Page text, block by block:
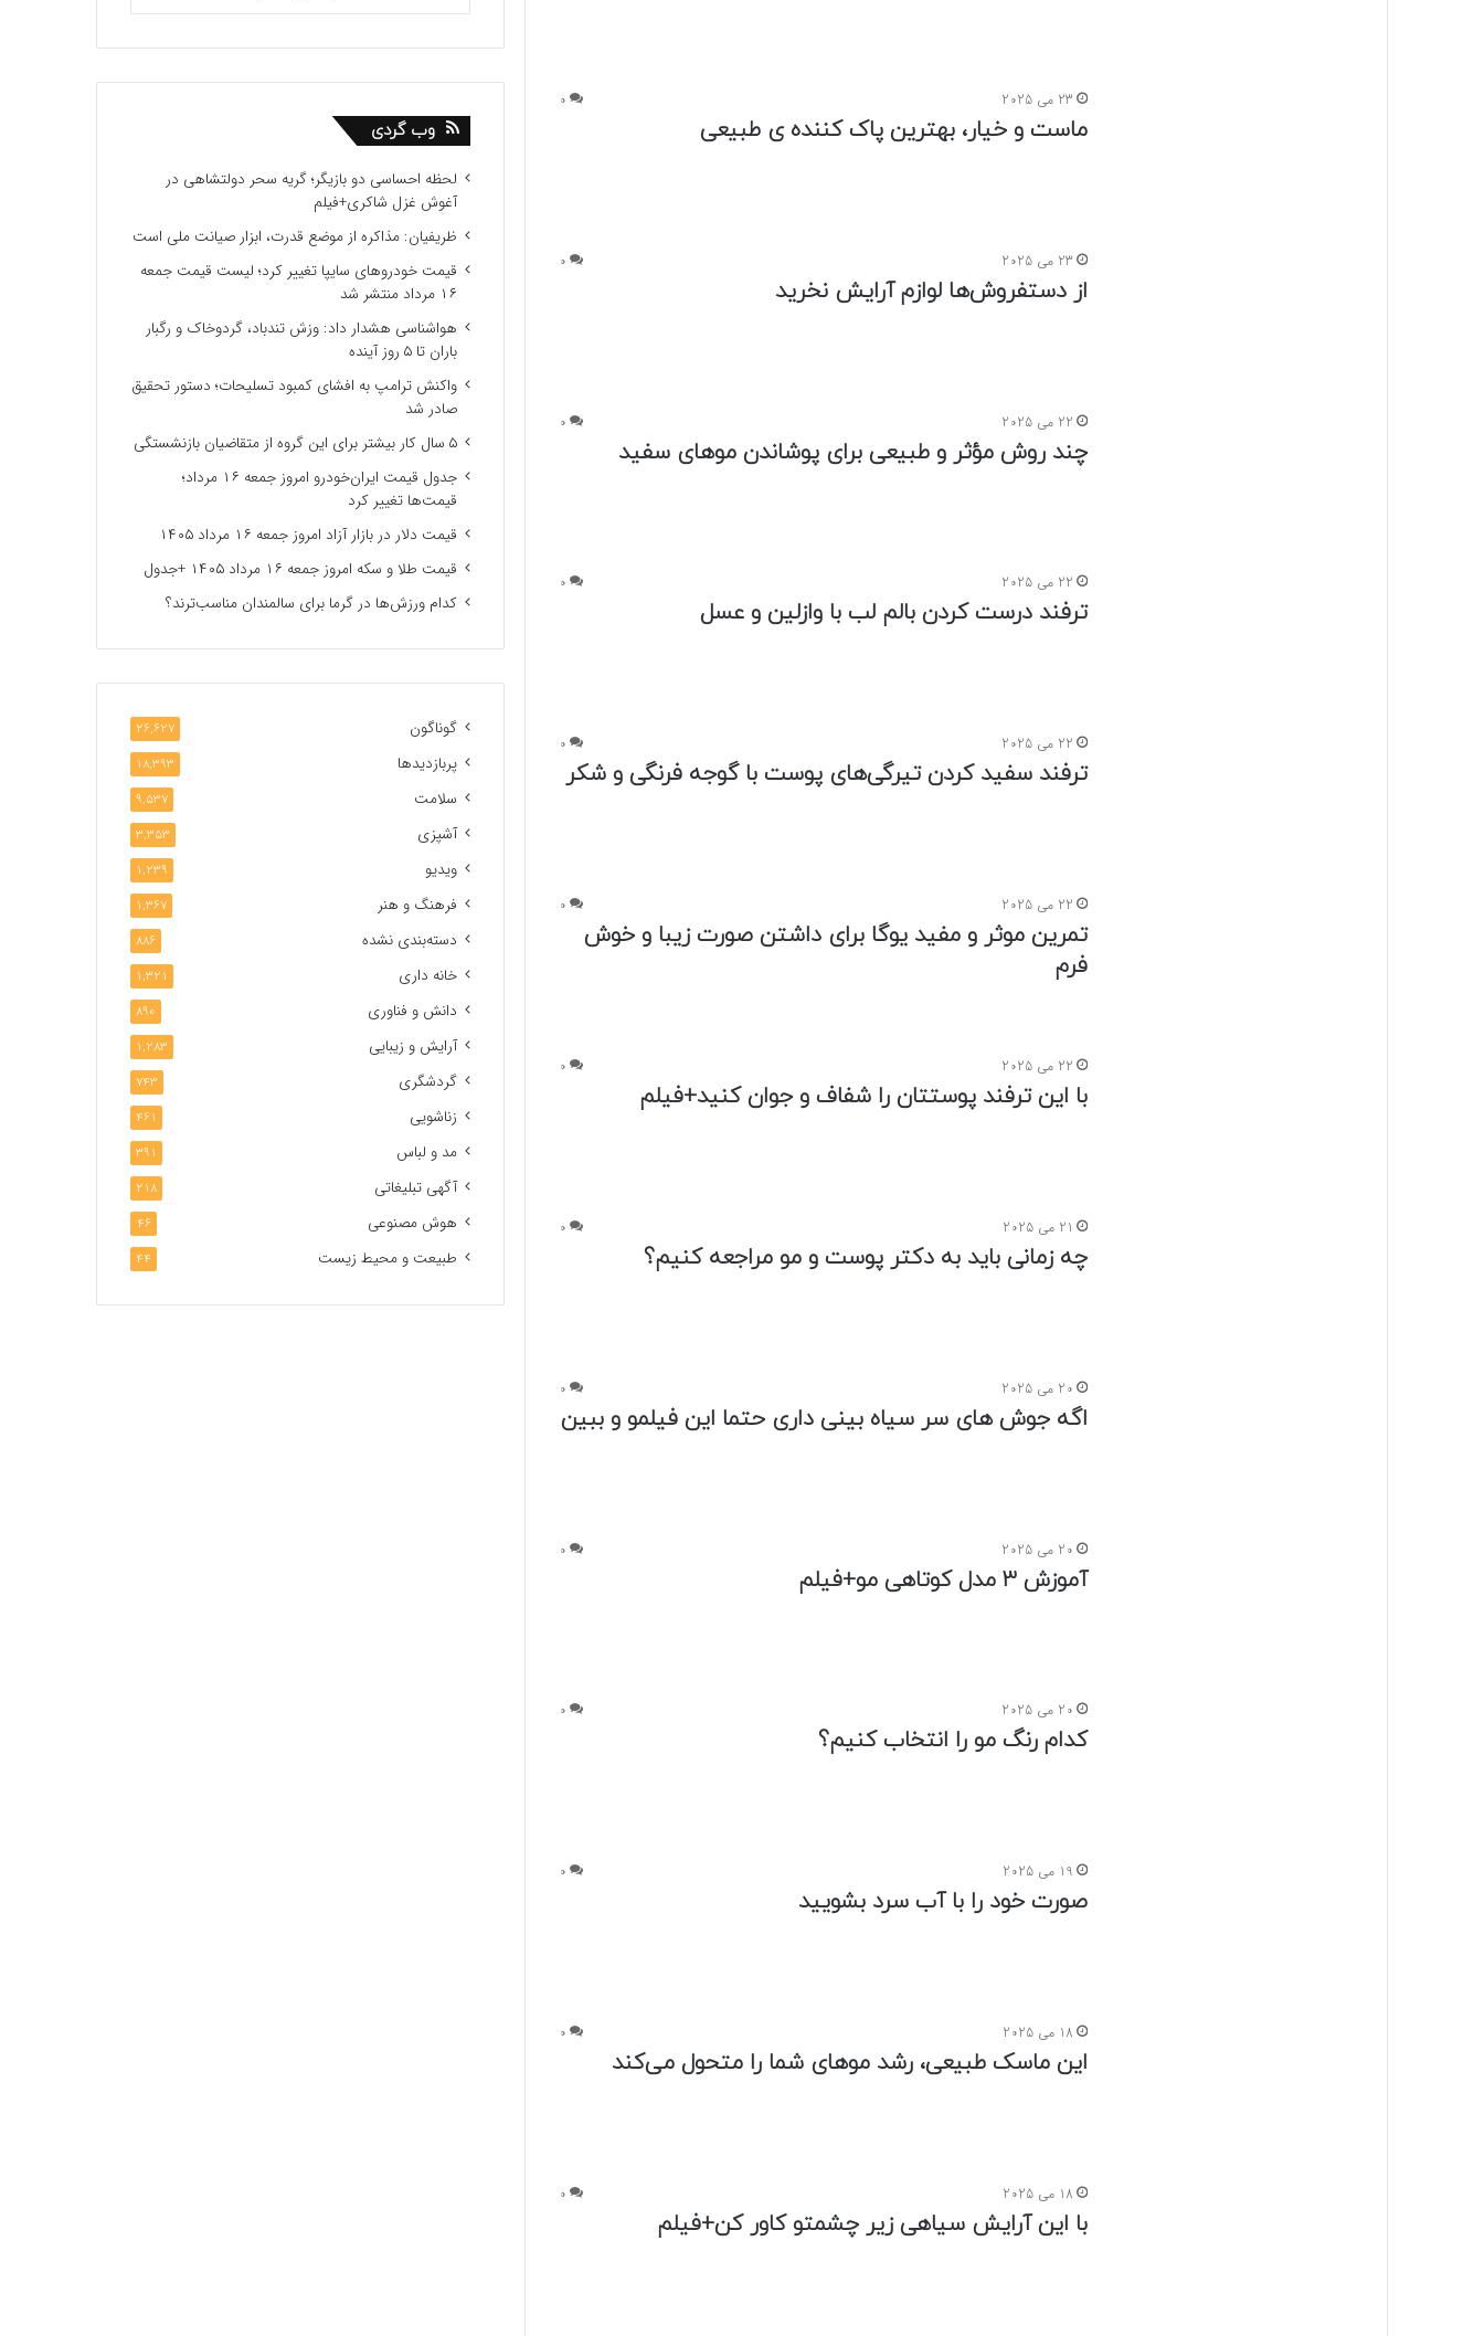
از دستفروش‌ها لوازم آرایش نخرید
ترفند سفید کردن تیرگی‌های پوست با گوجه فرنگی و شکر
تمرین موثر و مفید یوگا برای داشتن صورت زیبا و خوش
فرم
با این ترفند پوستتان را شفاف و جوان کنید+فیلم
چه زمانی باید به دکتر پوست و مو مراجعه کنیم؟
اگه جوش های سر سیاه بینی داری حتما این فیلمو و ببین
آموزش 3 مدل کوتاهی مو+فیلم
وب گردی
لحظه احساسی دو بازیگر؛ گریه سحر دولتشاهی در
آغوش غزل شاکری+فیلم
ظریفیان: مذاکره از موضع قدرت، ابزار صیانت ملی است
قیمت خودروهای سایپا تغییر کرد؛ لیست قیمت جمعه
۱۶ مرداد منتشر شد
هواشناسی هشدار داد: وزش تندباد، گردوخاک و رگبار
باران تا ۵ روز آینده
واکنش ترامپ به افشای کمبود تسلیحات؛ دستور تحقیق
صادر شد
۵ سال کار بیشتر برای این گروه از متقاضیان بازنشستگی
جدول قیمت ایران‌خودرو امروز جمعه ۱۶ مرداد؛
قیمت‌ها تغییر کرد
قیمت دلار در بازار آزاد امروز جمعه ۱۶ مرداد ۱۴۰۵
قیمت طلا و سکه امروز جمعه ۱۶ مرداد ۱۴۰۵ +جدول
کدام ورزش‌ها در گرما برای سالمندان مناسب‌ترند؟
گوناگون 26,627
پربازدیدها 18,393
سلامت 9,537
آشپزی 3,353
ویدیو 1,239
فرهنگ و هنر 1,367
دسته‌بندی نشده 886
خانه داری 1,321
دانش و فناوری 890
آرایش و زیبایی 1,283
گردشگری 743
زناشویی 461
مد و لباس 391
آگهی تبلیغاتی 218
هوش مصنوعی 46
طبیعت و محیط زیست 44